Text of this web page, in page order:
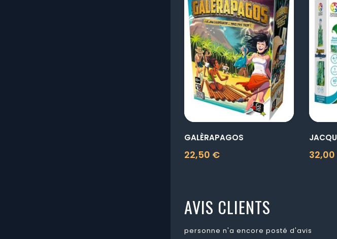
visibility
GALÈRAPAGOS
22,50 €
Prix Prix
AVIS CLIENTS
personne n'a encore posté d'avis